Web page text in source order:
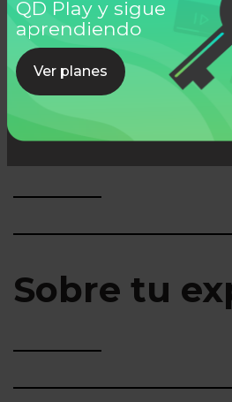
QD Play y sigue
aprendiendo
Ver planes
Ver todos
Lo que
Sobre tu